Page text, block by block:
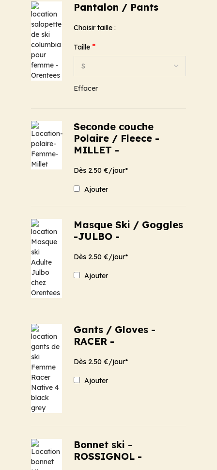
Pantalon / Pants
Choisir taille :
Taille *
Effacer
Seconde couche
Polaire / Fleece -
MILLET -
Dès 2.50 €/jour*
Ajouter
Masque Ski / Goggles
-JULBO -
Dès 2.50 €/jour*
Ajouter
Gants / Gloves -
RACER -
Dès 2.50 €/jour*
Ajouter
Bonnet ski -
ROSSIGNOL -